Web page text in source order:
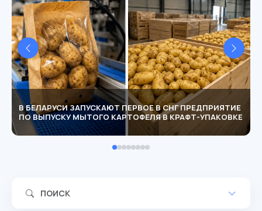
В БЕЛАРУСИ ЗАПУСКАЮТ ПЕРВОЕ В СНГ ПРЕДПРИЯТИЕ
ПО ВЫПУСКУ МЫТОГО КАРТОФЕЛЯ В КРАФТ-УПАКОВКЕ
ПОИСК